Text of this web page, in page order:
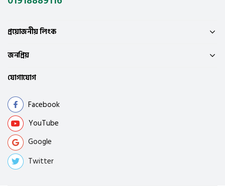
প্রয়োজনীয় লিংক
জনপ্রিয়
যোগাযোগ
Facebook
YouTube
Google
Twitter